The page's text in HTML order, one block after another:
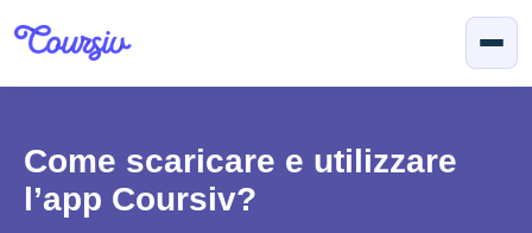
Come scaricare e utilizzare
l’app Coursiv?